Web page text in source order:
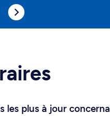
les plus à jour